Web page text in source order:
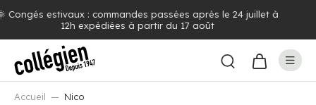
Livraison offerte dès 100€ d'achat (voir pays concernés)
Accueil Nico